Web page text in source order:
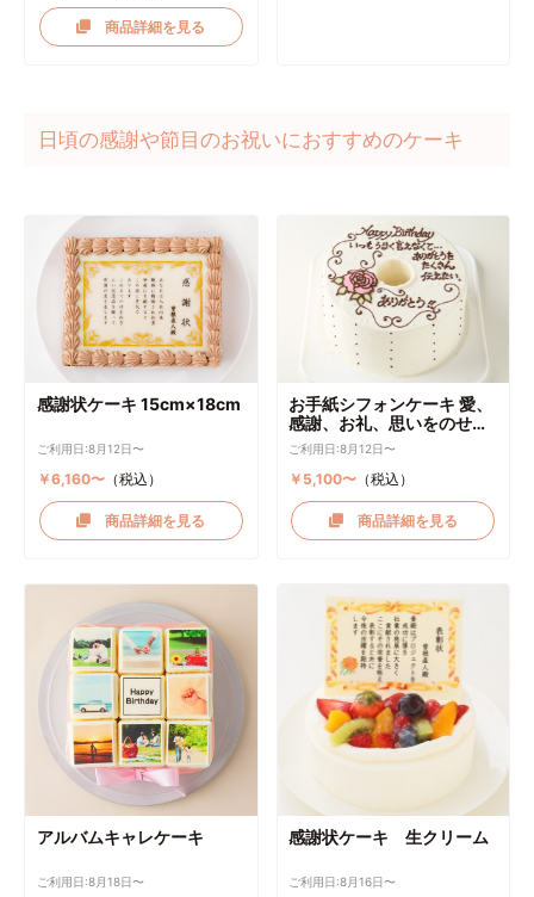
商品詳細を見る
日頃の感謝や節目のお祝いにおすすめのケーキ
感謝状ケーキ 15cm×18cm
ご利用日:8月12日〜
￥6,160〜（税込）
商品詳細を見る
お手紙シフォンケーキ 愛、
感謝、お礼、思いをのせて
直径17cm
ご利用日:8月12日〜
￥5,100〜 （税込）
商品詳細を見る
アルバムキャレケーキ
ご利用日:8月18日〜
感謝状ケーキ 生クリーム
ご利用日:8月16日〜